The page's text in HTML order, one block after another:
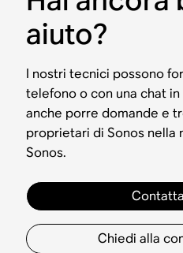
aiuto?
I nostri tecnici possono
telefono o con una chat
anche porre domande e
proprietari di Sonos nella
Sonos.
Chiedi alla